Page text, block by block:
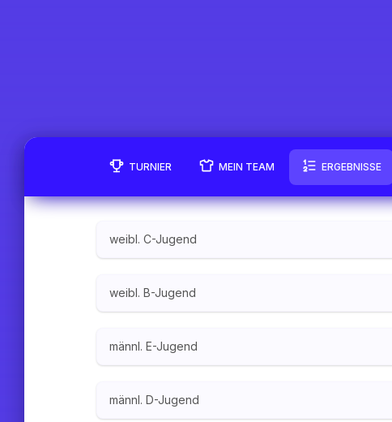
TURNIER MEIN TEAM ERGEBNISSE
weibl. C-Jugend
weibl. B-Jugend
männl. E-Jugend
männl. D-Jugend